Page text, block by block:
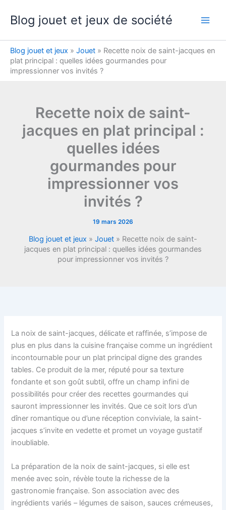
Blog jouet et jeux de société
Blog jouet et jeux » Jouet » Recette noix de saint-jacques en
plat principal : quelles idées gourmandes pour
impressionner vos invités ?
Recette noix de saint-
jacques en plat principal :
quelles idées
gourmandes pour
impressionner vos
invités ?
19 mars 2026
Blog jouet et jeux » Jouet » Recette noix de saint-
jacques en plat principal : quelles idées gourmandes
pour impressionner vos invités ?
La noix de saint-jacques, délicate et raffinée, s’impose de
plus en plus dans la cuisine française comme un ingrédient
incontournable pour un plat principal digne des grandes
tables. Ce produit de la mer, réputé pour sa texture
fondante et son goût subtil, offre un champ infini de
possibilités pour créer des recettes gourmandes qui
sauront impressionner les invités. Que ce soit lors d’un
dîner romantique ou d’une réception conviviale, la saint-
jacques s’invite en vedette et promet un voyage gustatif
inoubliable.
La préparation de la noix de saint-jacques, si elle est
menée avec soin, révèle toute la richesse de la
gastronomie française. Son association avec des
ingrédients variés – légumes de saison, sauces crémeuses,